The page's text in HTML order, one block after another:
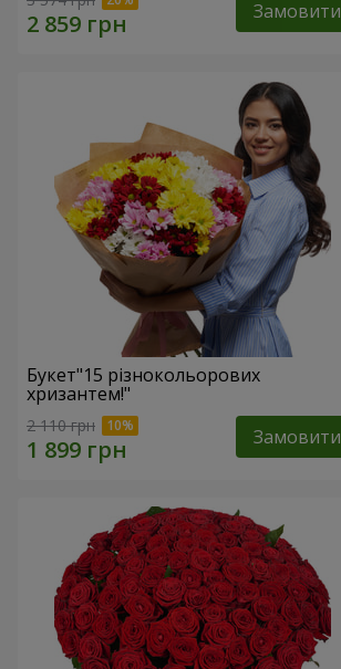
Замовити
Букет"15 різнокольорових
хризантем!"
2 110 грн Замовити